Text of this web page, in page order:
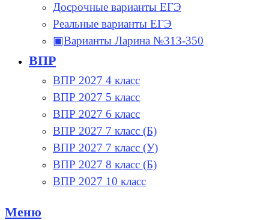
Досрочные варианты ЕГЭ
Реальные варианты ЕГЭ
▣Варианты Ларина №313-350
ВПР
ВПР 2027 4 класс
ВПР 2027 5 класс
ВПР 2027 6 класс
ВПР 2027 7 класс (Б)
ВПР 2027 7 класс (У)
ВПР 2027 8 класс (Б)
ВПР 2027 10 класс
Меню